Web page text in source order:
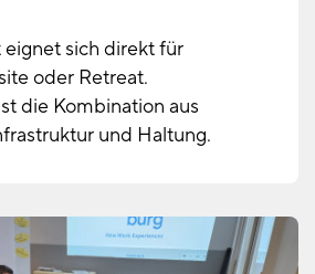
sich direkt für
oder Retreat.
die Kombination aus
und Haltung.